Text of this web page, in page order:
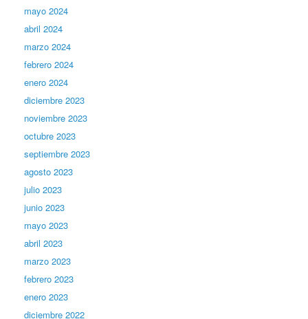
mayo 2024
abril 2024
marzo 2024
febrero 2024
enero 2024
diciembre 2023
noviembre 2023
octubre 2023
septiembre 2023
agosto 2023
julio 2023
junio 2023
mayo 2023
abril 2023
marzo 2023
febrero 2023
enero 2023
diciembre 2022